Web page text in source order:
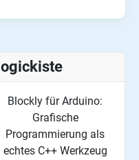
logickiste
Blockly für Arduino:
Grafische
Programmierung als
echtes C++ Werkzeug